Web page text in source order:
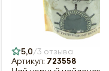
5,0 3 отзыва
Артикул: 723558